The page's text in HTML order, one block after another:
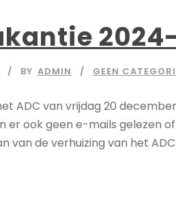
BY ADMIN GEEN
ADC van vrijdag 20
er ook geen e-mails gelezen
van de verhuizing van het